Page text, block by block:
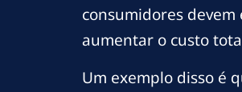
consumidores
aumentar o custo
Um exemplo disso é